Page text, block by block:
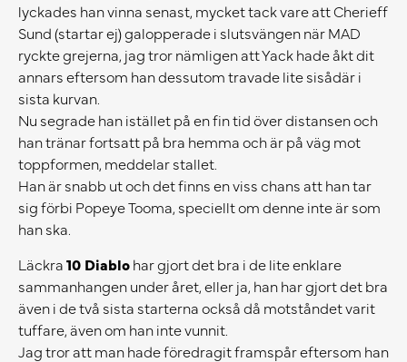
lyckades han vinna senast, mycket tack vare att Cherieff
Sund (startar ej) galopperade i slutsvängen när MAD
ryckte grejerna, jag tror nämligen att Yack hade åkt dit
annars eftersom han dessutom travade lite sisådär i
sista kurvan.
Nu segrade han istället på en fin tid över distansen och
han tränar fortsatt på bra hemma och är på väg mot
toppformen, meddelar stallet.
Han är snabb ut och det finns en viss chans att han tar
sig förbi Popeye Tooma, speciellt om denne inte är som
han ska.
Läckra10 Diablohar gjort det bra i de lite enklare
sammanhangen under året, eller ja, han har gjort det bra
även i de två sista starterna också då motståndet varit
tuffare, även om han inte vunnit.
Jag tror att man hade föredragit framspår eftersom han